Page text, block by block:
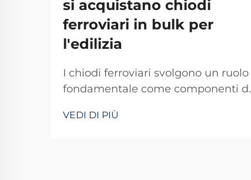
si acquistano chiodi
ferroviari in bulk per
l'edilizia
I chiodi ferroviari svolgono un ruolo
fondamentale come componenti di
manutenzione delle ferrovie,
VEDI DI PIÙ